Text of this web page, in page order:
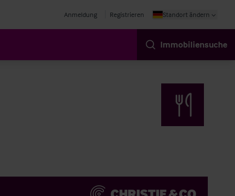
Anmeldung Registrieren Standort ändern
Immobiliensuche